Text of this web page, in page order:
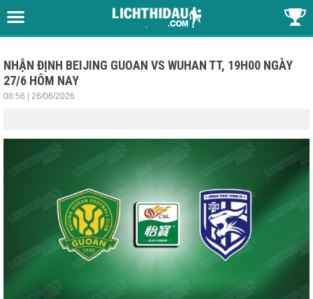
NHẬN ĐỊNH BEIJING GUOAN VS WUHAN TT, 19H00 NGÀY
27/6 HÔM NAY
08:56 | 26/06/2026